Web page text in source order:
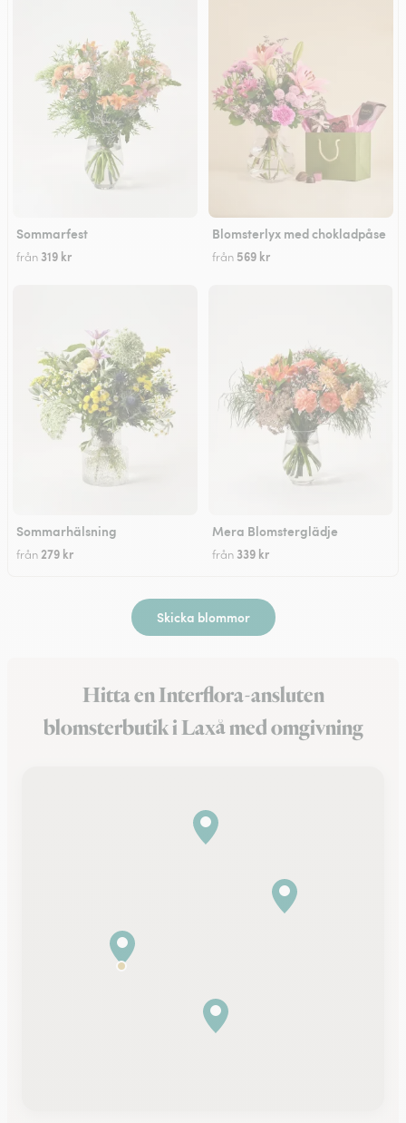
Sommarfest
från 319 kr
Blomsterlyx med chokladpåse
från 569 kr
Sommarhälsning
från279 kr
Mera Blomsterglädje
från 339 kr
Skicka blommor
Hitta en Interflora-ansluten
blomsterbutik i Laxå med omgivning